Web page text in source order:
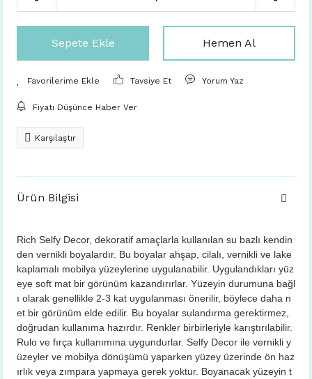
Sepete Ekle Hemen Al
Tavsiye Et Yorum Yaz
Fiyatı Düşünce Haber Ver
Karşılaştır
Ürün Bilgisi
Rich Selfy Decor, dekoratif amaçlarla kullanılan su bazlı kendin
den vernikli boyalardır. Bu boyalar ahşap, cilalı, vernikli ve lake
kaplamalı mobilya yüzeylerine uygulanabilir. Uygulandıkları yüz
eye soft mat bir görünüm kazandırırlar. Yüzeyin durumuna bağl
ı olarak genellikle 2-3 kat uygulanması önerilir, böylece daha n
et bir görünüm elde edilir. Bu boyalar sulandırma gerektirmez,
doğrudan kullanıma hazırdır. Renkler birbirleriyle karıştırılabilir.
Rulo ve fırça kullanımına uygundurlar. Selfy Decor ile vernikli y
üzeyler ve mobilya dönüşümü yaparken yüzey üzerinde ön haz
ırlık veya zımpara yapmaya gerek yoktur. Boyanacak yüzeyin t